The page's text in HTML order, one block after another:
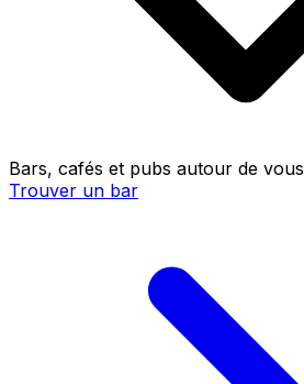
Bars, cafés et pubs autour de vous
Trouver un bar